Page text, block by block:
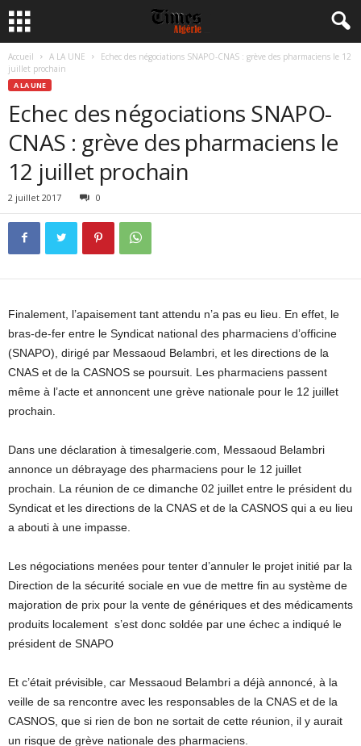
Accueil A LA UNE
Echec des négociations SNAPO-CNAS : grève des pharmaciens le 12
juillet prochain
A LA UNE
Echec des négociations SNAPO-
CNAS : grève des pharmaciens le
12 juillet prochain
2 juillet 2017 0
Finalement, l’apaisement tant attendu n’a pas eu lieu. En effet, le
bras-de-fer entre le Syndicat national des pharmaciens d’officine
(SNAPO), dirigé par Messaoud Belambri, et les directions de la
CNAS et de la CASNOS se poursuit. Les pharmaciens passent
même à l’acte et annoncent une grève nationale pour le 12 juillet
prochain.
Dans une déclaration à timesalgerie.com, Messaoud Belambri
annonce un débrayage des pharmaciens pour le 12 juillet
prochain. La réunion de ce dimanche 02 juillet entre le président du
Syndicat et les directions de la CNAS et de la CASNOS qui a eu lieu
a abouti à une impasse.
Les négociations menées pour tenter d’annuler le projet initié par la
Direction de la sécurité sociale en vue de mettre fin au système de
majoration de prix pour la vente de génériques et des médicaments
produits localement s’est donc soldée par une échec a indiqué le
président de SNAPO
Et c’était prévisible, car Messaoud Belambri a déjà annoncé, à la
veille de sa rencontre avec les responsables de la CNAS et de la
CASNOS, que si rien de bon ne sortait de cette réunion, il y aurait
un risque de grève nationale des pharmaciens.